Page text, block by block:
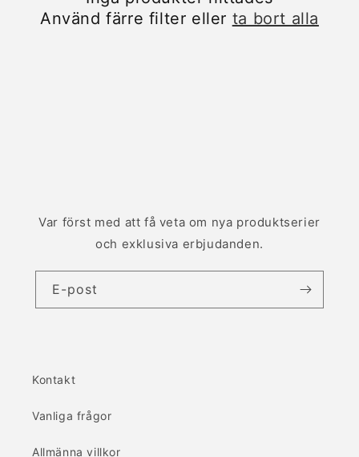
Använd färre filter eller ta bort alla
Var först med att få veta om nya produktserier
och exklusiva erbjudanden.
E-post
Kontakt
Vanliga frågor
Allmänna villkor